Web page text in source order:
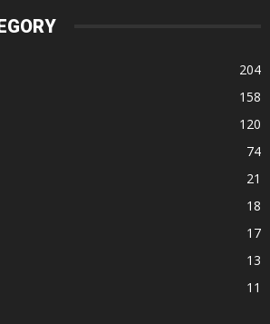
204
158
120
74
21
18
17
13
11